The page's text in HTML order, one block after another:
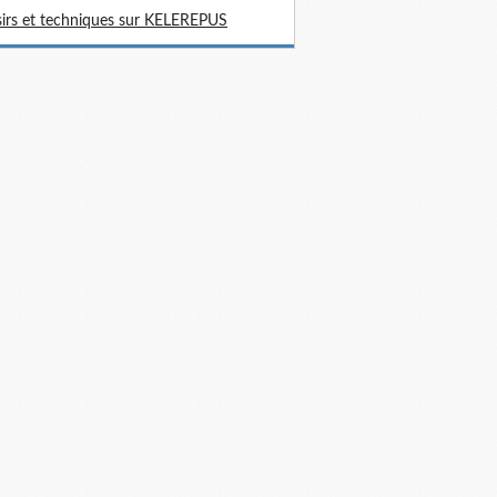
et techniques sur KELEREPUS